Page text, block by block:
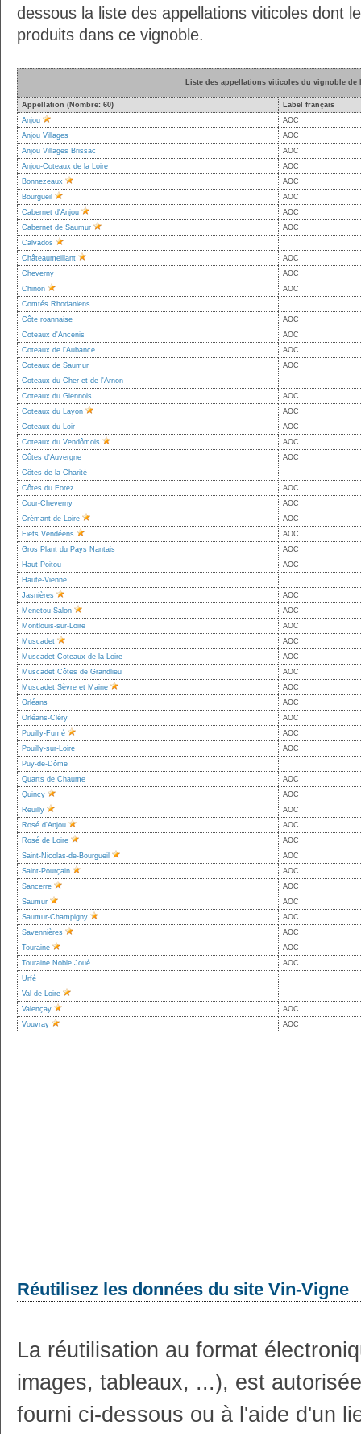
dessous la liste des appellations viticoles dont
produits dans ce vignoble.
Liste des appellations viticoles du vignoble de
Appellation (Nombre: 60)
Label français
Anjou
AOC
Anjou Villages
AOC
Anjou Villages Brissac
AOC
Anjou-Coteaux de la Loire
AOC
Bonnezeaux
AOC
Bourgueil
AOC
Cabernet d'Anjou
AOC
Cabernet de Saumur
AOC
Calvados
Châteaumeillant
AOC
Cheverny
AOC
Chinon
AOC
Comtés Rhodaniens
Côte roannaise
AOC
Coteaux d'Ancenis
AOC
Coteaux de l'Aubance
AOC
Coteaux de Saumur
AOC
Coteaux du Cher et de l'Arnon
Coteaux du Giennois
AOC
Coteaux du Layon
AOC
Coteaux du Loir
AOC
Coteaux du Vendômois
AOC
Côtes d'Auvergne
AOC
Côtes de la Charité
Côtes du Forez
AOC
Cour-Cheverny
AOC
Crémant de Loire
AOC
Fiefs Vendéens
AOC
Gros Plant du Pays Nantais
AOC
Haut-Poitou
AOC
Haute-Vienne
Jasnières
AOC
Menetou-Salon
AOC
Montlouis-sur-Loire
AOC
Muscadet
AOC
Muscadet Coteaux de la Loire
AOC
Muscadet Côtes de Grandlieu
AOC
Muscadet Sèvre et Maine
AOC
Orléans
AOC
Orléans-Cléry
AOC
Pouilly-Fumé
AOC
Pouilly-sur-Loire
AOC
Puy-de-Dôme
Quarts de Chaume
AOC
Quincy
AOC
Reuilly
AOC
Rosé d'Anjou
AOC
Rosé de Loire
AOC
Saint-Nicolas-de-Bourgueil
AOC
Saint-Pourçain
AOC
Sancerre
AOC
Saumur
AOC
Saumur-Champigny
AOC
Savennières
AOC
Touraine
AOC
Touraine Noble Joué
AOC
Urfé
Val de Loire
Valençay
AOC
Vouvray
AOC
Réutilisez les données du site Vin-Vigne
La réutilisation au format
images, tableaux, ...), est
fourni ci-dessous ou à l'aide d'un